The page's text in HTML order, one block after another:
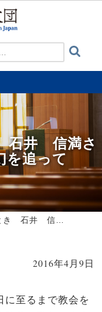
石井 信満さ
追って
【4838号】人ひととき 石井 信満さん 農漁村伝道の幻を追って
2016年4月9日
至るまで教会を